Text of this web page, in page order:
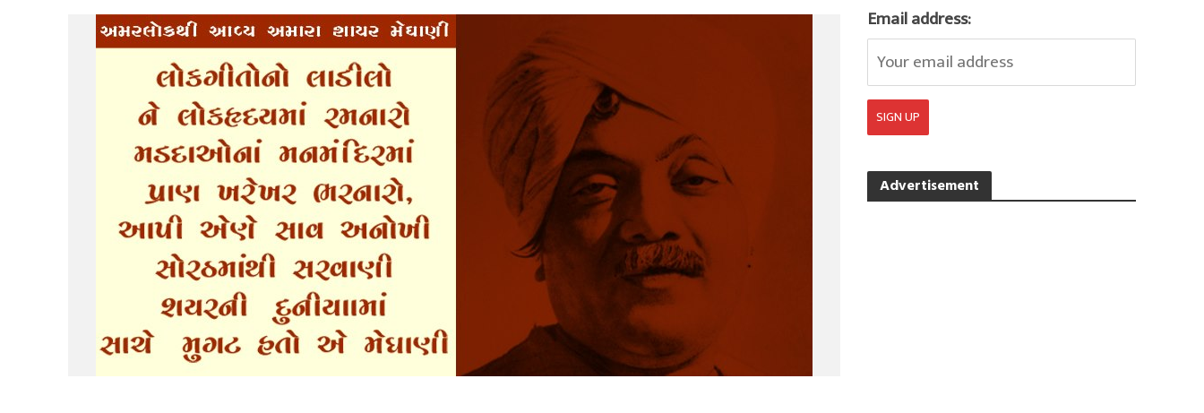
Email address:
Advertisement